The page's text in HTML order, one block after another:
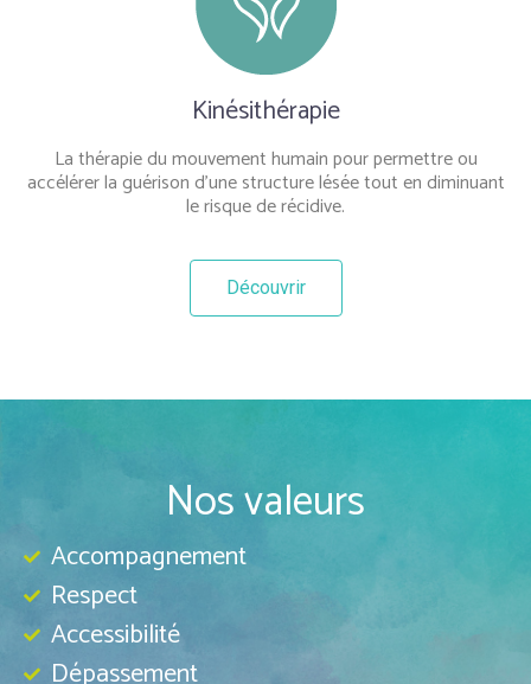
Kinésithérapie
La thérapie du mouvement humain pour permettre ou
accélérer la guérison d’une structure lésée tout en diminuant
le risque de récidive.
Découvrir
Nos valeurs
Accompagnement
Respect
Accessibilité
Dépassement